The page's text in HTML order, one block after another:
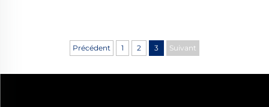
Précédent 1 2 3 Suivant